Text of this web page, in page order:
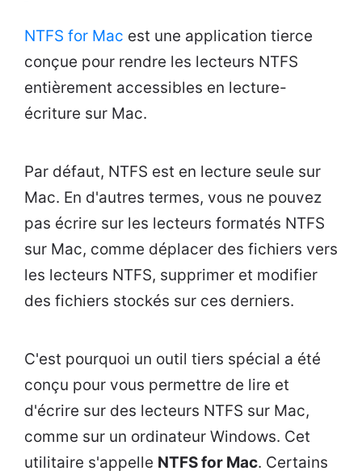
NTFS for Mac est une application tierce
conçue pour rendre les lecteurs NTFS
entièrement accessibles en lecture-
écriture sur Mac.
Par défaut, NTFS est en lecture seule sur
Mac. En d'autres termes, vous ne pouvez
pas écrire sur les lecteurs formatés NTFS
sur Mac, comme déplacer des fichiers vers
les lecteurs NTFS, supprimer et modifier
des fichiers stockés sur ces derniers.
C'est pourquoi un outil tiers spécial a été
conçu pour vous permettre de lire et
d'écrire sur des lecteurs NTFS sur Mac,
comme sur un ordinateur Windows. Cet
utilitaire s'appelle NTFS for Mac. Certains